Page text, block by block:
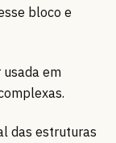
bloco e
em
das estruturas